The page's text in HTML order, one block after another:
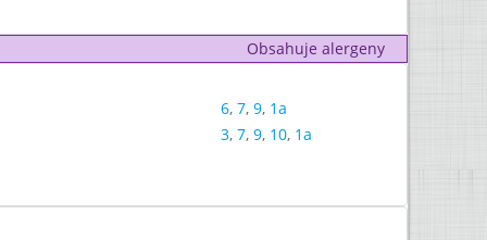
Obsahuje alergeny
6, 7, 9, 1a
3, 7, 9, 10, 1a